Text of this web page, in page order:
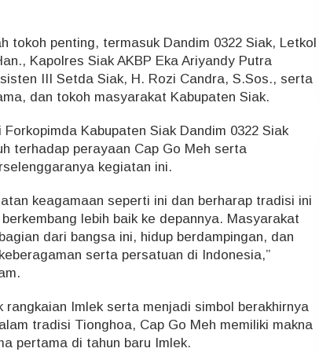
tokoh penting, termasuk Dandim 0322 Siak, Letkol
Kapolres Siak AKBP Eka Ariyandy Putra
III Setda Siak, H. Rozi Candra, S.Sos., serta
dan tokoh masyarakat Kabupaten Siak.
Kabupaten Siak Dandim 0322 Siak
terhadap perayaan Cap Go Meh serta
kegiatan ini.
keagamaan seperti ini dan berharap tradisi ini
lebih baik ke depannya. Masyarakat
dari bangsa ini, hidup berdampingan, dan
serta persatuan di Indonesia,”
rangkaian Imlek serta menjadi simbol berakhirnya
tradisi Tionghoa, Cap Go Meh memiliki makna
pertama di tahun baru Imlek.